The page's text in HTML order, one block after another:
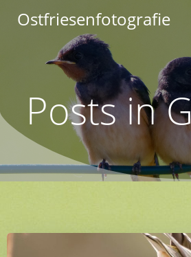
Inhalt
Ostfriesenfotografie
Posts in